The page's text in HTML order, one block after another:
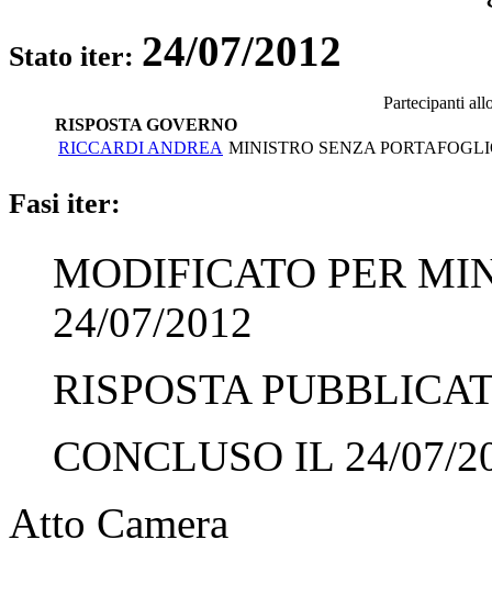
Stato iter: 24/07/2012
Partecipanti
RISPOSTA GOVERNO
RICCARDI ANDREA MINISTRO SENZA
Fasi iter:
MODIFICATO PER
24/07/2012
RISPOSTA
CONCLUSO IL 24/07/
Atto Camera